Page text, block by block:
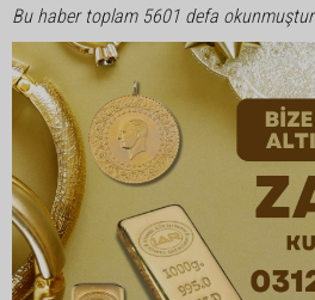
Bu haber toplam 5601 defa okunmuştur